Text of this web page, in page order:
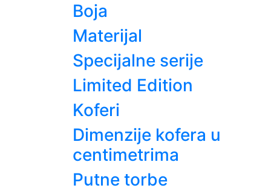
Boja
Materijal
Specijalne serije
Limited Edition
Koferi
Dimenzije kofera u
centimetrima
Putne torbe